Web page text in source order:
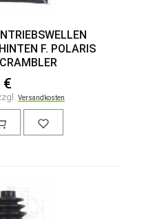
F. POLARIS
€
Versandkosten